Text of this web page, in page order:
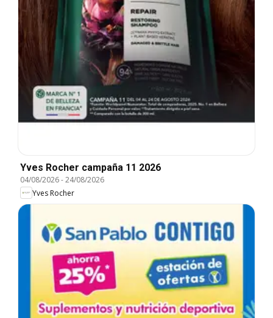
Yves Rocher campaña 11 2026
04/08/2026-24/08/2026
Yves Rocher